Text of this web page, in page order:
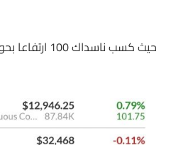
حيث كسب ناسداك 100 ارتفاعا بحوالي 0.8%